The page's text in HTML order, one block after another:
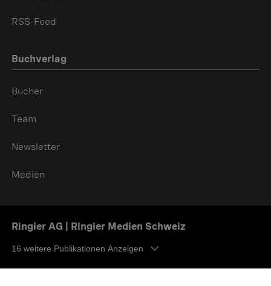
RSS-Feed
Buchverlag
Bücher
Team
Newsletter
Medien
Ringier AG | Ringier Medien Schweiz
16 weitere Publikationen Anzeigen